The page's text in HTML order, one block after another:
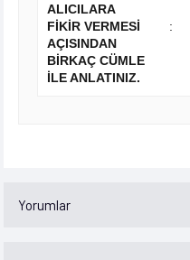
ALICILARA
FİKİR VERMESİ
AÇISINDAN
BİRKAÇ CÜMLE
İLE ANLATINIZ.
:
Yorumlar